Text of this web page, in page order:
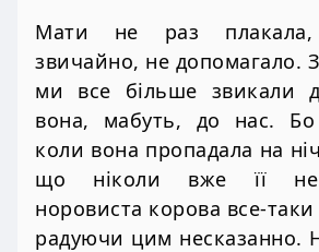
Мати не раз
звичайно, не допомагало.
ми все більше звикали
вона, мабуть, до нас. Бо
коли вона пропадала на
що ніколи вже її не
норовиста корова все-
радуючи цим несказанно.